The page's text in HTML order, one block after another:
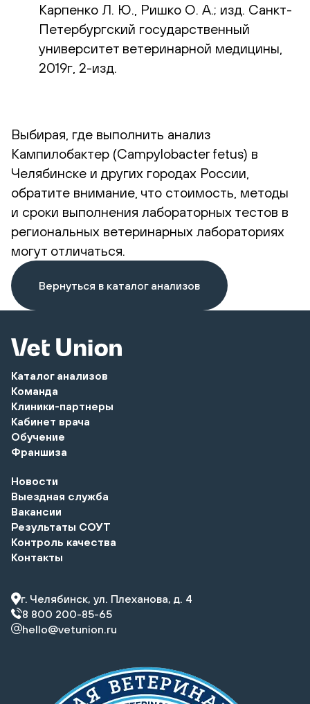
Карпенко Л. Ю., Ришко О. А.; изд. Санкт-
Петербургский государственный
университет ветеринарной медицины,
2019г, 2-изд.
Выбирая, где выполнить анализ
Кампилобактер (Campylobacter fetus) в
Челябинске и других городах России,
обратите внимание, что стоимость, методы
и сроки выполнения лабораторных тестов в
региональных ветеринарных лабораториях
могут отличаться.
Вернуться в каталог анализов
Каталог анализов
Команда
Клиники-партнеры
Кабинет врача
Обучение
Франшиза
Новости
Выездная служба
Вакансии
Результаты СОУТ
Контроль качества
Контакты
г. Челябинск, ул. Плеханова, д. 4
8 800 200-85-65
hello@vetunion.ru